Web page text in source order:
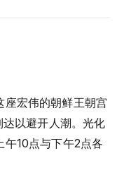
宏伟的朝鲜王朝宫
以避开人潮。光化
午10点与下午2点各